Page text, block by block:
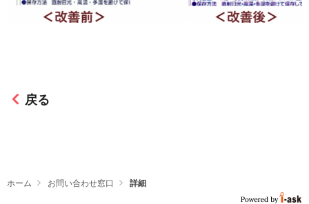
戻る
ホーム お問い合わせ窓口 詳細